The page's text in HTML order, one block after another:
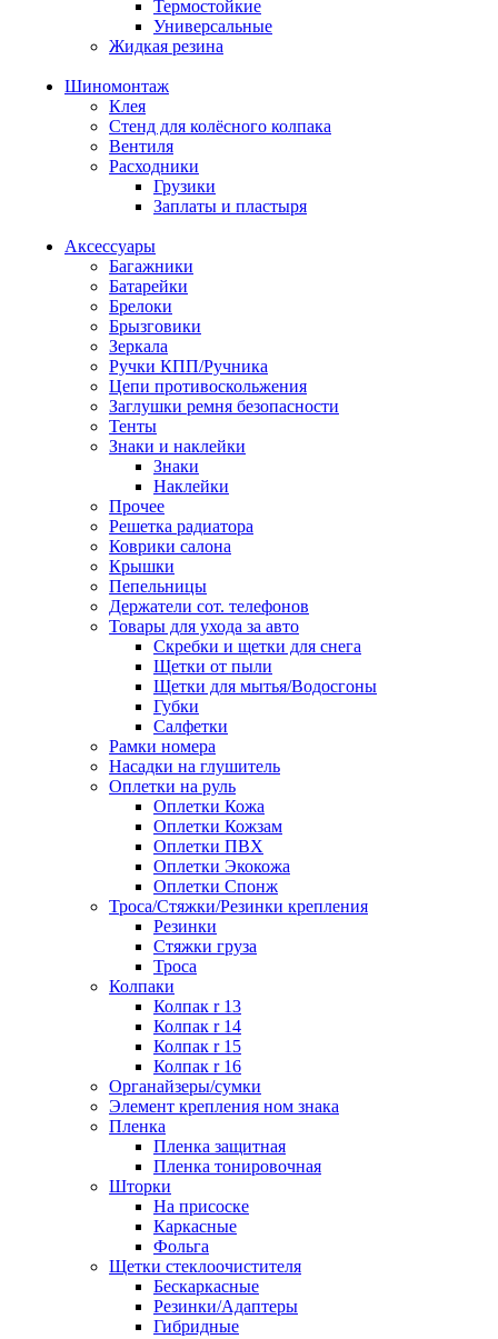
Термостойкие
Универсальные
Жидкая резина
Шиномонтаж
Клея
Стенд для колёсного колпака
Вентиля
Расходники
Грузики
Заплаты и пластыря
Аксессуары
Багажники
Батарейки
Брелоки
Брызговики
Зеркала
Ручки КПП/Ручника
Цепи противоскольжения
Заглушки ремня безопасности
Тенты
Знаки и наклейки
Знаки
Наклейки
Прочее
Решетка радиатора
Коврики салона
Крышки
Пепельницы
Держатели сот. телефонов
Товары для ухода за авто
Скребки и щетки для снега
Щетки от пыли
Щетки для мытья/Водосгоны
Губки
Салфетки
Рамки номера
Насадки на глушитель
Оплетки на руль
Оплетки Кожа
Оплетки Кожзам
Оплетки ПВХ
Оплетки Экокожа
Оплетки Спонж
Троса/Стяжки/Резинки крепления
Резинки
Стяжки груза
Троса
Колпаки
Колпак r 13
Колпак r 14
Колпак r 15
Колпак r 16
Органайзеры/сумки
Элемент крепления ном знака
Пленка
Пленка защитная
Пленка тонировочная
Шторки
На присоске
Каркасные
Фольга
Щетки стеклоочистителя
Бескаркасные
Резинки/Адаптеры
Гибридные